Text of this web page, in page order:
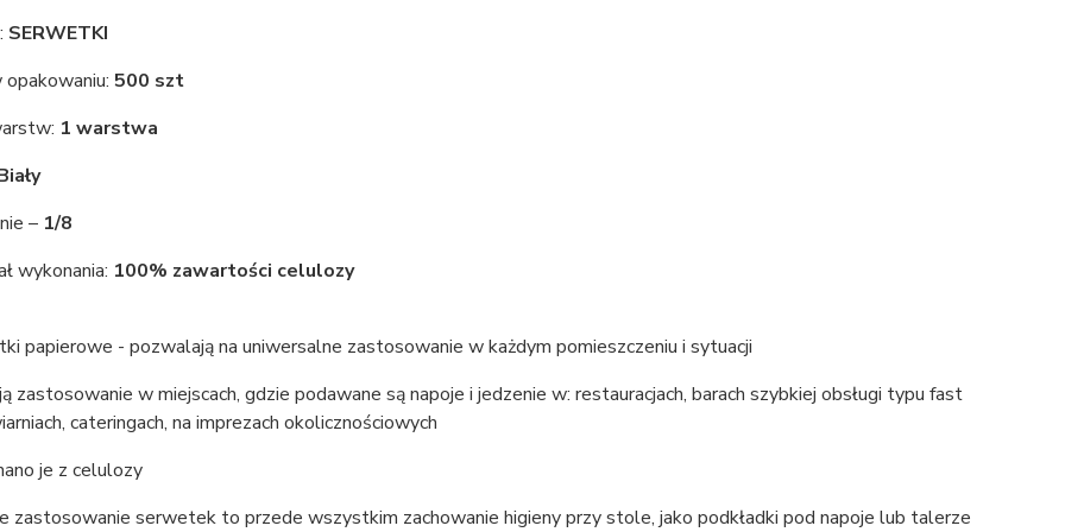
SERWETKI
500 szt
1 warstwa
–1/8
wykonania: 100% zawartości celulozy
papierowe - pozwalają na uniwersalne zastosowanie w każdym pomieszczeniu i sytuacji
zastosowanie w miejscach, gdzie podawane są napoje i jedzenie w: restauracjach, barach szybkiej obsługi typu fast
cateringach, na imprezach okolicznościowych
je z celulozy
zastosowanie serwetek to przede wszystkim zachowanie higieny przy stole, jako podkładki pod napoje lub talerze